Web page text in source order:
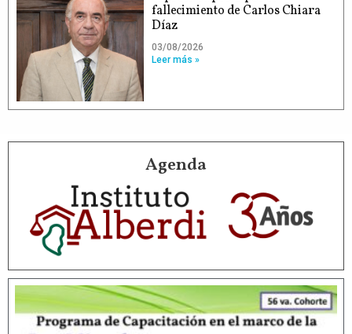
fallecimiento de Carlos Chiara
Díaz
03/08/2026
Leer más »
Agenda